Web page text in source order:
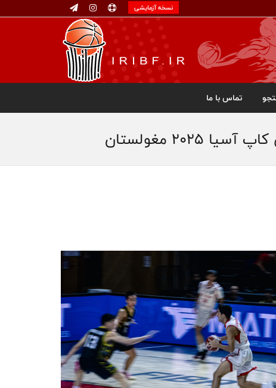
نسخه آزمایشی
تماس با ما